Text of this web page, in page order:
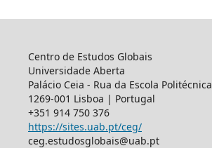
Centro de Estudos Globais
Universidade Aberta
Palácio Ceia - Rua da Escola
1269-001 Lisboa | Portugal
+351 914 750 376
https://sites.uab.pt/ceg/
ceg.estudosglobais@uab.pt